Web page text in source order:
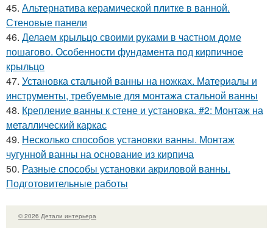
45. Альтернатива керамической плитке в ванной.
Стеновые панели
46. Делаем крыльцо своими руками в частном доме
пошагово. Особенности фундамента под кирпичное
крыльцо
47. Установка стальной ванны на ножках. Материалы и
инструменты, требуемые для монтажа стальной ванны
48. Крепление ванны к стене и установка. #2: Монтаж на
металлический каркас
49. Несколько способов установки ванны. Монтаж
чугунной ванны на основание из кирпича
50. Разные способы установки акриловой ванны.
Подготовительные работы
© 2026 Детали интерьера